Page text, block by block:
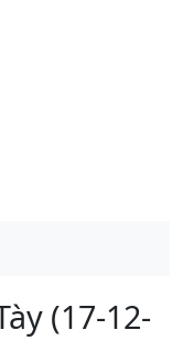
(17-12-